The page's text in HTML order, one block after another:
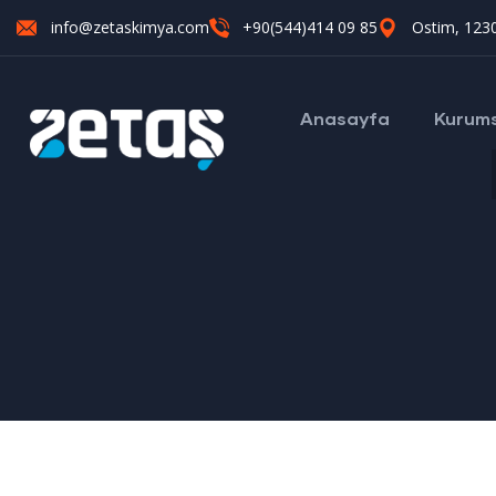
info@zetaskimya.com +90(544)414 09 85 Ostim,
Anasayfa